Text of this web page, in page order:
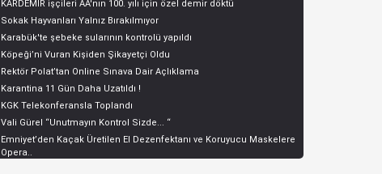
KARDEMİR işçileri AA'nın 100. yılı için özel demir döktü
Sokak Hayvanları Yalnız Bırakılmıyor
Karabük'te şebeke sularının kontrolü yapıldı
Köpeği’ni Vuran Kişiden Şikayetçi Oldu
Rektör Polat’tan Online Sınava Dair Açlıklama
Karantina 11 Gün Daha Uzatıldı !
KGK Telekonferansla Toplandı
Vali Gürel “Unutmayın Kontrol Sizde... “
Emniyet’den Kaçak Üretilen El Dezenfektanı ve Koruyucu Maskelere
Opera..